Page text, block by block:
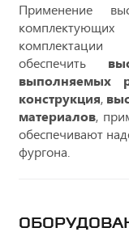
Применение
обеспечить
выполняемых
конструкция,
материалов,
обеспечивают
фургона.